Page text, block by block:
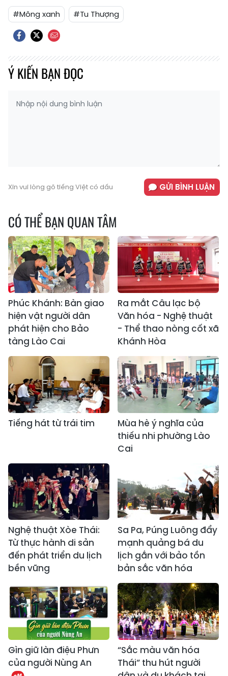
#Mông xanh #Tu Thượng
Ý KIẾN BẠN ĐỌC
Xin vui lòng gõ tiếng Việt có dấu GỬI BÌNH LUẬN
CÓ THỂ BẠN QUAN TÂM
Phúc Khánh: Bàn giao
hiện vật người dân
phát hiện cho Bảo
tàng Lào Cai
Ra mắt Câu lạc bộ
Văn hóa - Nghệ thuật
- Thể thao nòng cốt xã
Khánh Hòa
Tiếng hát từ trái tim
Mùa hè ý nghĩa của
thiếu nhi phường Lào
Cai
Nghệ thuật Xòe Thái:
Từ thực hành di sản
đến phát triển du lịch
bền vững
Sa Pa, Púng Luông đẩy
mạnh quảng bá du
lịch gắn với bảo tồn
bản sắc văn hóa
Gìn giữ làn điệu Phưn
của người Nùng An
“Sắc màu văn hóa
Thái” thu hút người